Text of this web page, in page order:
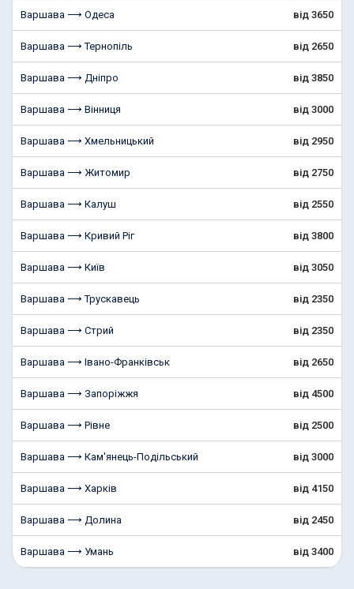
Варшава ⟶ Одеса від 3650
Варшава ⟶ Тернопіль від 2650
Варшава ⟶ Дніпро від 3850
Варшава ⟶ Вінниця від 3000
Варшава ⟶ Хмельницький від 2950
Варшава ⟶ Житомир від 2750
Варшава ⟶ Калуш від 2550
Варшава ⟶ Кривий Ріг від 3800
Варшава ⟶ Київ від 3050
Варшава ⟶ Трускавець від 2350
Варшава ⟶ Стрий від 2350
Варшава ⟶ Івано-Франківськ від 2650
Варшава ⟶ Запоріжжя від 4500
Варшава ⟶ Рівне від 2500
Варшава ⟶ Кам'янець-Подільський від 3000
Варшава ⟶ Харків від 4150
Варшава ⟶ Долина від 2450
Варшава ⟶ Умань від 3400